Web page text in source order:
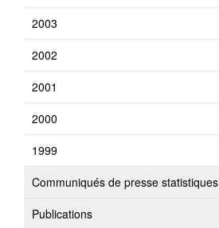
2003
2002
2001
2000
1999
Communiqués de presse statistiques
Publications